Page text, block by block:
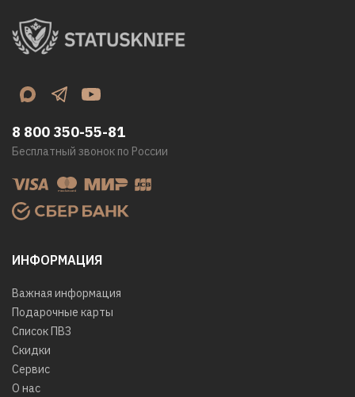
ИНФОРМАЦИЯ
Важная информация
Подарочные карты
Список ПВЗ
Скидки
Сервис
О нас
8 800 350-55-81
Бесплатный звонок по России